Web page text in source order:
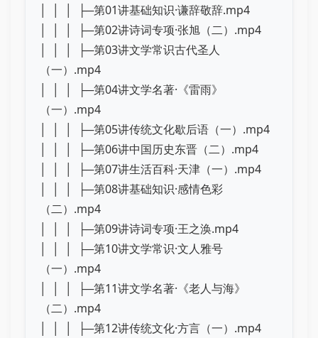
│ │ │ ├─第01讲基础知识·谦辞敬辞.mp4
│ │ │ ├─第02讲诗词专项·张旭（二）.mp4
│ │ │ ├─第03讲文学常识古代圣人
（一）.mp4
│ │ │ ├─第04讲文学名著·《雷雨》
（一）.mp4
│ │ │ ├─第05讲传统文化歇后语（一）.mp4
│ │ │ ├─第06讲中国历史东晋（二）.mp4
│ │ │ ├─第07讲生活百科·天津（一）.mp4
│ │ │ ├─第08讲基础知识·感情色彩
（二）.mp4
│ │ │ ├─第09讲诗词专项·王之涣.mp4
│ │ │ ├─第10讲文学常识·文人雅号
（一）.mp4
│ │ │ ├─第11讲文学名著·《老人与海》
（二）.mp4
│ │ │ ├─第12讲传统文化·方言（一）.mp4